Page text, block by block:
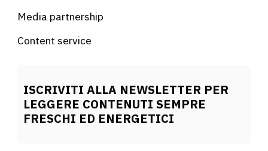
Media partnership
Content service
ISCRIVITI ALLA NEWSLETTER PER
LEGGERE CONTENUTI SEMPRE
FRESCHI ED ENERGETICI